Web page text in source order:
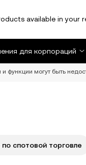
available in your
для корпораций
функции могут быть
спотовой торговле